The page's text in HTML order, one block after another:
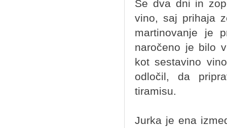
Še dva dni in
vino, saj prihaja
martinovanje je
naročeno je bilo
kot sestavino
odločil, da
tiramisu.
Jurka je ena